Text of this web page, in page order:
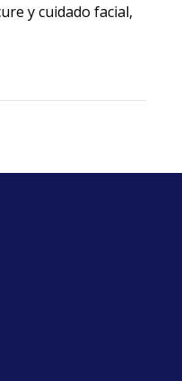
y cuidado facial,